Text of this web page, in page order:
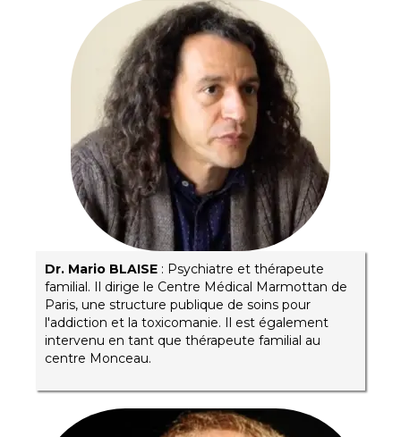
Dr. Mario BLAISE : Psychiatre et thérapeute
familial. Il dirige le Centre Médical Marmottan de
Paris, une structure publique de soins pour
l'addiction et la toxicomanie. Il est également
intervenu en tant que thérapeute familial au
centre Monceau.